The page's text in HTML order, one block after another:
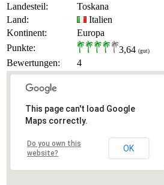
Landesteil:
Toskana
Land:
Italien
Kontinent:
Europa
Punkte:
3,64 (gut)
Bewertungen: 4
This page can't load Google
Maps correctly.
Do you own this
website?
OK